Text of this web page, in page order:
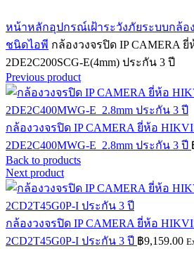
หน้าหลักอุปกรณ์เฝ้าระวังภัยระบบกล้อ
ชนิดไอพี กล้องวงจรปิด IP CAMERA
2DE2C200SCG-E(4mm) ประกัน 3 ปี
Previous product
กล้องวงจรปิด IP CAMERA ยี่ห้อ
2DE2C400MWG-E 2.8mm ประกัน 3 ปี
Back to products
Next product
กล้องวงจรปิด IP CAMERA ยี่ห้อ
2CD2T45G0P-I ประกัน 3 ปี ฿9,159.00